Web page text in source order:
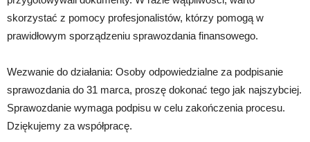
skorzystać z pomocy profesjonalistów, którzy pomogą w
prawidłowym sporządzeniu sprawozdania finansowego.
Wezwanie do działania: Osoby odpowiedzialne za podpisanie
sprawozdania do 31 marca, proszę dokonać tego jak najszybciej.
Sprawozdanie wymaga podpisu w celu zakończenia procesu.
Dziękujemy za współpracę.